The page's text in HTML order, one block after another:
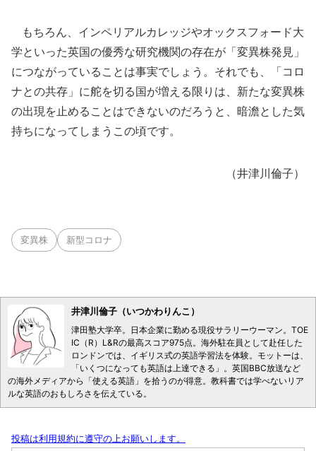
もちろん、インペリアルカレッジやオックスフォード大
学といった英国の優秀な研究機関の存在が「変異株発見」
につながっていることは事実でしょう。それでも、「コロ
ナとの共存」に舵を切る国が増える限りは、新たな変異株
の出現を止めることはできないのだろうと、暗澹とした気
持ちになってしまうこの頃です。
（井津川倫子）
変異株 新型コロナ
井津川倫子（いつかわりんこ）
津田塾大学卒。日本企業に勤める現役サラリーウーマン。TOE
IC（R）L&Rの最高スコア975点。海外駐在員として赴任した
ロンドンでは、イギリス式の英語学習法を体験。モットーは、
「いくつになっても英語は上達できる」。英国BBC放送など
の海外メディアから「使える英語」を拾うのが得意。教科書では学べないリア
ルな英語のおもしろさを伝えている。